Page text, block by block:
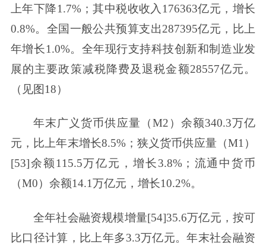
上年下降1.7%；其中税收收入176363亿元，增长
0.8%。全国一般公共预算支出287395亿元，比上
年增长1.0%。全年现行支持科技创新和制造业发
展的主要政策减税降费及退税金额28557亿元。
（见图18）
年末广义货币供应量（M2）余额340.3万亿
元，比上年末增长8.5%；狭义货币供应量（M1）
[53]余额115.5万亿元，增长3.8%；流通中货币
（M0）余额14.1万亿元，增长10.2%。
全年社会融资规模增量[54]35.6万亿元，按可
比口径计算，比上年多3.3万亿元。年末社会融资